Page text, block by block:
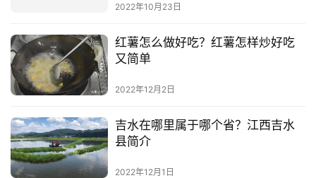
2022年10月23日
红薯怎么做好吃？红薯怎样炒好吃
又简单
2022年12月2日
吉水在哪里属于哪个省？江西吉水
县简介
2022年12月1日